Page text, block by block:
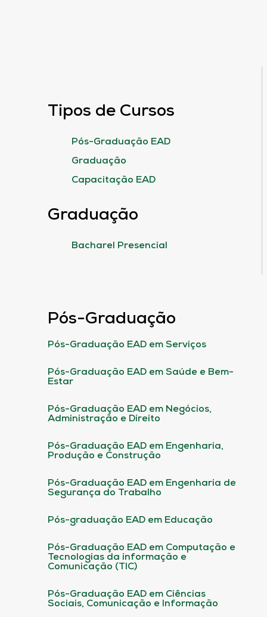
Tipos de Cursos
Pós-Graduação EAD
Graduação
Capacitação EAD
Graduação
Bacharel Presencial
Pós-Graduação
Pós-Graduação EAD em Serviços
Pós-Graduação EAD em Saúde e Bem-
Estar
Pós-Graduação EAD em Negócios,
Administração e Direito
Pós-Graduação EAD em Engenharia,
Produção e Construção
Pós-Graduação EAD em Engenharia de
Segurança do Trabalho
Pós-graduação EAD em Educação
Pós-Graduação EAD em Computação e
Tecnologias da informação e
Comunicação (TIC)
Pós-Graduação EAD em Ciências
Sociais, Comunicação e Informação